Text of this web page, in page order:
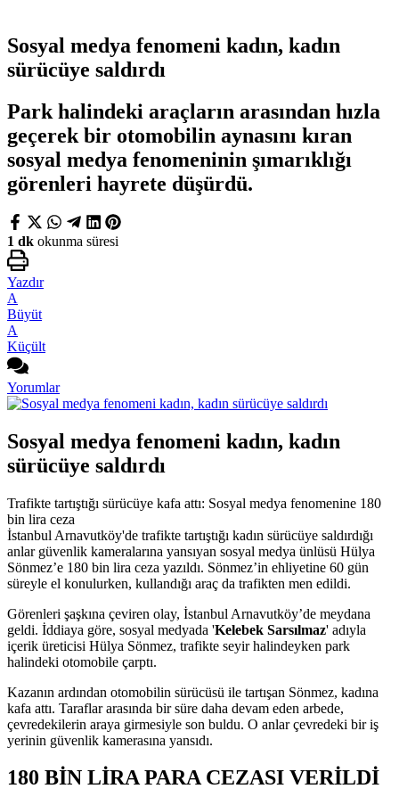
Sosyal medya fenomeni kadın, kadın
sürücüye saldırdı
Park halindeki araçların arasından hızla
geçerek bir otomobilin aynasını kıran
sosyal medya fenomeninin şımarıklığı
görenleri hayrete düşürdü.
1 dk okunma süresi
Yazdır
A
Büyüt
A
Küçült
Yorumlar
Sosyal medya fenomeni kadın, kadın
sürücüye saldırdı
Trafikte tartıştığı sürücüye kafa attı: Sosyal medya fenomenine 180
bin lira ceza
İstanbul Arnavutköy'de trafikte tartıştığı kadın sürücüye saldırdığı
anlar güvenlik kameralarına yansıyan sosyal medya ünlüsü Hülya
Sönmez’e 180 bin lira ceza yazıldı. Sönmez’in ehliyetine 60 gün
süreyle el konulurken, kullandığı araç da trafikten men edildi.
Görenleri şaşkına çeviren olay, İstanbul Arnavutköy’de meydana
geldi. İddiaya göre, sosyal medyada 'Kelebek Sarsılmaz' adıyla
içerik üreticisi Hülya Sönmez, trafikte seyir halindeyken park
halindeki otomobile çarptı.
Kazanın ardından otomobilin sürücüsü ile tartışan Sönmez, kadına
kafa attı. Taraflar arasında bir süre daha devam eden arbede,
çevredekilerin araya girmesiyle son buldu. O anlar çevredeki bir iş
yerinin güvenlik kamerasına yansıdı.
180 BİN LİRA PARA CEZASI VERİLDİ